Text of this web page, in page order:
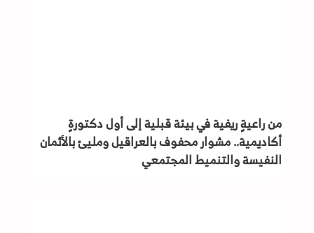
من راعيةٍ ريفية في بيئة قبلية إلى أول دكتورةٍ
أكاديمية.. مشوار محفوف بالعراقيل ومليئ بالأثمان
النفيسة والتنميط المجتمعي